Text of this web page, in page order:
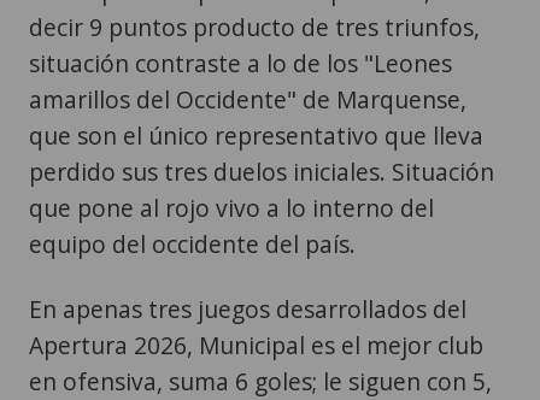
decir 9 puntos producto de tres triunfos,
situación contraste a lo de los "Leones
amarillos del Occidente" de Marquense,
que son el único representativo que lleva
perdido sus tres duelos iniciales. Situación
que pone al rojo vivo a lo interno del
equipo del occidente del país.
En apenas tres juegos desarrollados del
Apertura 2026, Municipal es el mejor club
en ofensiva, suma 6 goles; le siguen con 5,